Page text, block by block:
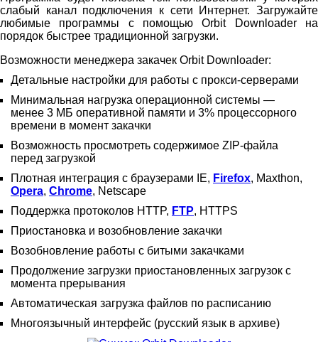
слабый канал подключения к сети Интернет. Загружайте
любимые программы с помощью Orbit Downloader на
порядок быстрее традиционной загрузки.
Возможности менеджера закачек Orbit Downloader:
Детальные настройки для работы с прокси-серверами
Минимальная нагрузка операционной системы —
менее 3 МБ оперативной памяти и 3% процессорного
времени в момент закачки
Возможность просмотреть содержимое ZIP-файла
перед загрузкой
Плотная интеграция с браузерами IE, Firefox, Maxthon,
Opera, Chrome, Netscape
Поддержка протоколов HTTP, FTP, HTTPS
Приостановка и возобновление закачки
Возобновление работы с битыми закачками
Продолжение загрузки приостановленных загрузок с
момента прерывания
Автоматическая загрузка файлов по расписанию
Многоязычный интерфейс (русский язык в архиве)